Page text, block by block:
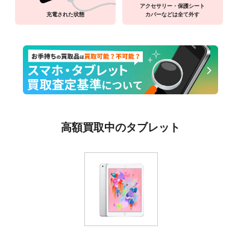
充電された状態
アクセサリー・保護シート
カバーなどは全て外す
高額買取中のタブレット